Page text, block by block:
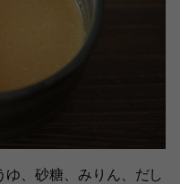
、砂糖、みりん、だし